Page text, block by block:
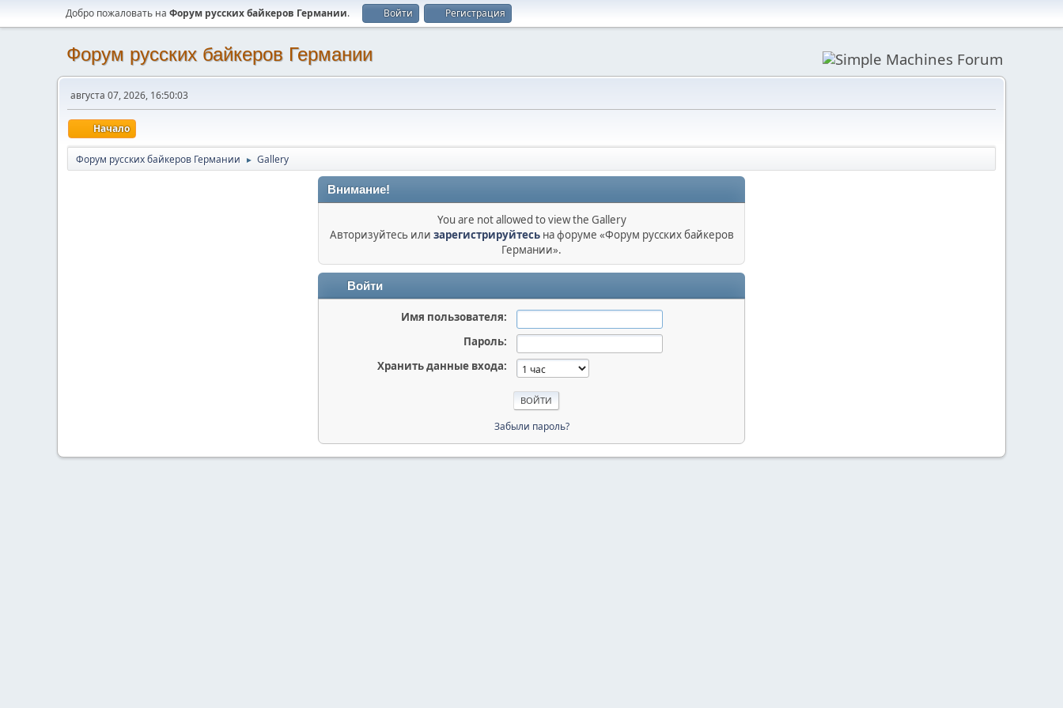
Добро пожаловать на Форум русских байкеров Германии. Войти Регистрация
Форум русских байкеров Германии
августа 07, 2026, 16:50:03
Начало
Форум русских байкеров Германии ► Gallery
Внимание!
You are not allowed to view the Gallery
Авторизуйтесь или зарегистрируйтесьна форуме «Форум русских байкеров
Германии».
Войти
Имя пользователя:
Пароль:
Хранить данные входа:
Забыли пароль?